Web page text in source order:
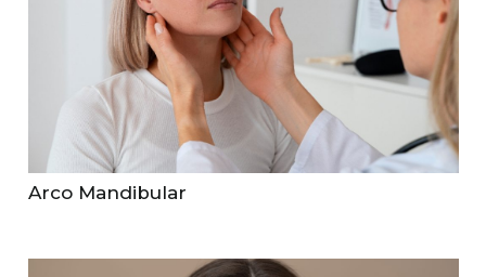
Arco Mandibular